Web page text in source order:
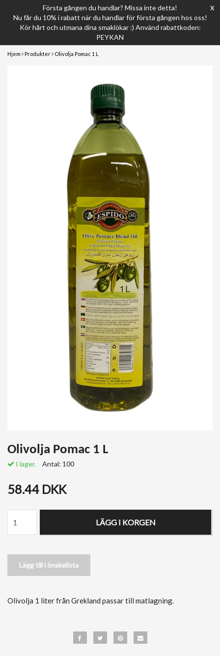
x
Första gången du handlar? Missa inte detta!
Nu får du 10% i rabatt när du handlar för första gången hos oss!
Kör hårt och utmana dina smaklökar :) Använd rabattkoden:
PEYKAN
Hjem Produkter Olivolja Pomac 1 L
Olivolja Pomac 1 L
I lager. Antal: 100
58.44 DKK
LÄGG I KORGEN
Lägg till i önskelista
Olivolja 1 liter från Grekland passar till matlagning.